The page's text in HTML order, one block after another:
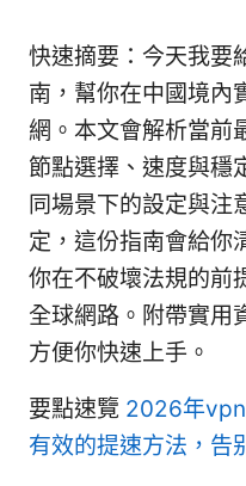
快速摘要：今天我要
南，幫你在中國境內
網。本文會解析當前
節點選擇、速度與穩
同場景下的設定與注
定，這份指南會給你
你在不破壞法規的前
全球網路。附帶實用
方便你快速上手。
要點速覽 2026年vpn
有效的提速方法，告